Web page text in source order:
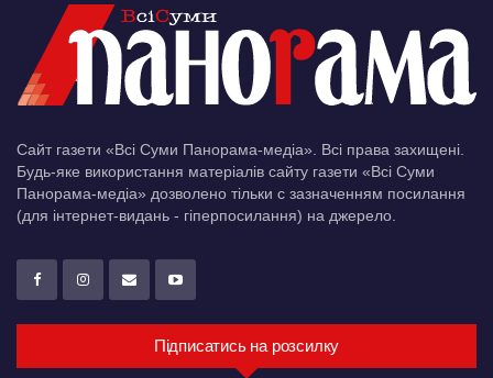
Сайт газети «Всі Суми Панорама-медіа». Всі права захищені.
Будь-яке використання матеріалів сайту газети «Всі Суми
Панорама-медіа» дозволено тільки c зазначенням посилання
(для інтернет-видань - гіперпосилання) на джерело.
Підписатись на розсилку